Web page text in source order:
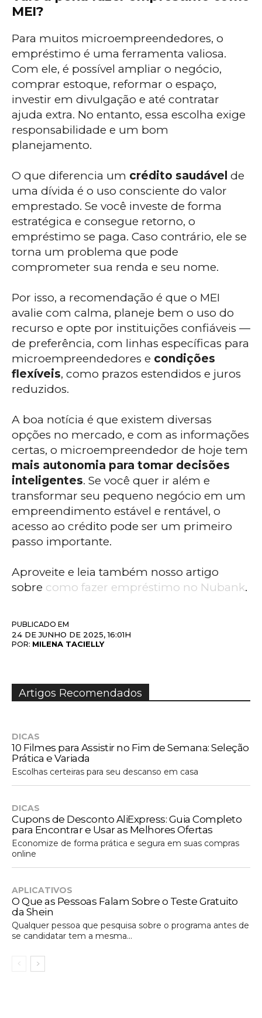
MEI?
Para muitos microempreendedores, o
empréstimo é uma ferramenta valiosa.
Com ele, é possível ampliar o negócio,
comprar estoque, reformar o espaço,
investir em divulgação e até contratar
ajuda extra. No entanto, essa escolha exige
responsabilidade e um bom
planejamento.
O que diferencia um crédito saudável de
uma dívida é o uso consciente do valor
emprestado. Se você investe de forma
estratégica e consegue retorno, o
empréstimo se paga. Caso contrário, ele se
torna um problema que pode
comprometer sua renda e seu nome.
Por isso, a recomendação é que o MEI
avalie com calma, planeje bem o uso do
recurso e opte por instituições confiáveis —
de preferência, com linhas específicas para
microempreendedores e condições
flexíveis, como prazos estendidos e juros
reduzidos.
A boa notícia é que existem diversas
opções no mercado, e com as informações
certas, o microempreendedor de hoje tem
mais autonomia para tomar decisões
inteligentes. Se você quer ir além e
transformar seu pequeno negócio em um
empreendimento estável e rentável, o
acesso ao crédito pode ser um primeiro
passo importante.
Aproveite e leia também nosso artigo
sobre como fazer empréstimo no Nubank.
PUBLICADO EM
24 DE JUNHO DE 2025, 16:01H
POR: MILENA TACIELLY
Artigos Recomendados
DICAS
10 Filmes para Assistir no Fim de Semana: Seleção
Prática e Variada
Escolhas certeiras para seu descanso em casa
DICAS
Cupons de Desconto AliExpress: Guia Completo
para Encontrar e Usar as Melhores Ofertas
Economize de forma prática e segura em suas compras
online
APLICATIVOS
O Que as Pessoas Falam Sobre o Teste Gratuito
da Shein
Qualquer pessoa que pesquisa sobre o programa antes de
se candidatar tem a mesma...